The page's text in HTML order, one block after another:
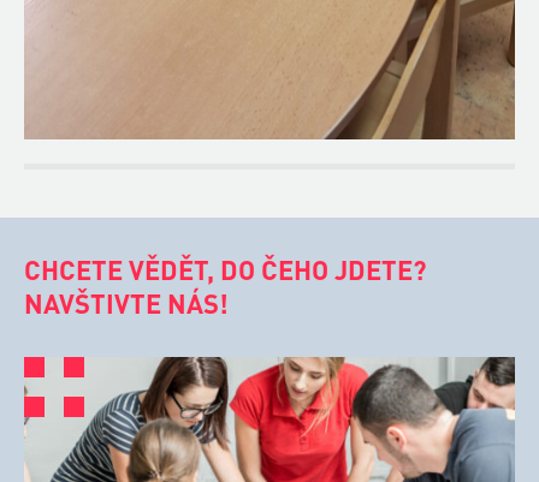
CHCETE VĚDĚT, DO ČEHO JDETE?
NAVŠTIVTE NÁS!